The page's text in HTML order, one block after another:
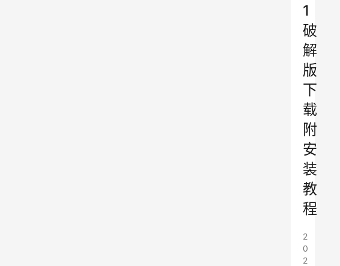
1
破
解
版
下
载
附
安
装
教
程
2
0
2